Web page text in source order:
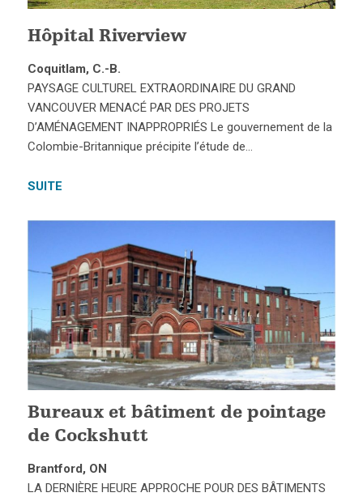
Hôpital Riverview
Coquitlam, C.-B.
PAYSAGE CULTUREL EXTRAORDINAIRE DU GRAND
VANCOUVER MENACÉ PAR DES PROJETS
D’AMÉNAGEMENT INAPPROPRIÉS Le gouvernement de la
Colombie-Britannique précipite l’étude de…
SUITE
Bureaux et bâtiment de pointage
de Cockshutt
Brantford, ON
LA DERNIÈRE HEURE APPROCHE POUR DES BÂTIMENTS